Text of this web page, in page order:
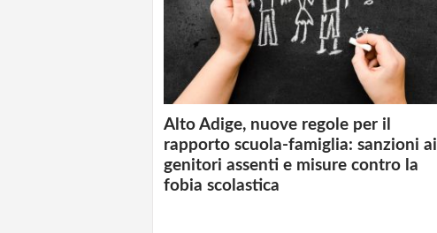
Alto Adige, nuove regole per il
rapporto scuola-famiglia: sanzioni ai
genitori assenti e misure contro la
fobia scolastica